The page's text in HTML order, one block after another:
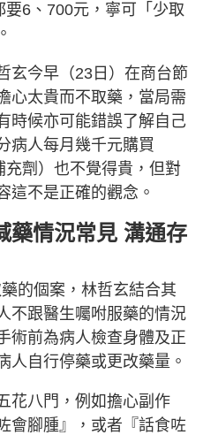
6、700元，寧可「少取
玄今早（23日）在商台節
心太貴而不取藥，當局需
時候亦可能錯誤了解自己
病人每月幾千元購買
充劑）也不覺得貴，但對
這不是正確的觀念。
藥情況常見 溝通存
的個案，林哲玄結合其
不跟醫生囑咐服藥的情況
術前為病人檢查身體及正
人自行停藥或更改藥量。
花八門，例如擔心副作
會腳腫』，或者『話食咗